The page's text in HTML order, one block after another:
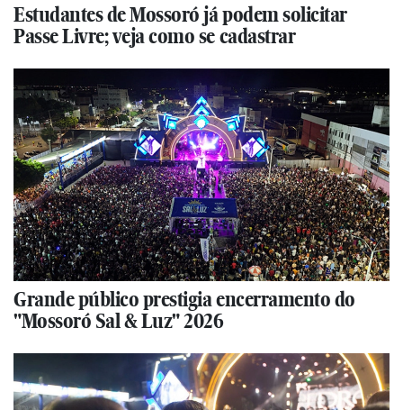
Estudantes de Mossoró já podem solicitar
Passe Livre; veja como se cadastrar
Grande público prestigia encerramento do
"Mossoró Sal & Luz" 2026